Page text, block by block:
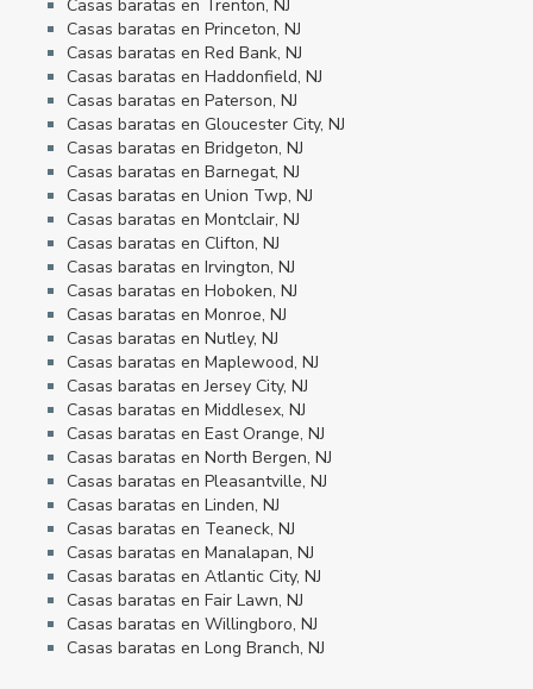
Casas baratas en Trenton, NJ
Casas baratas en Princeton, NJ
Casas baratas en Red Bank, NJ
Casas baratas en Haddonfield, NJ
Casas baratas en Paterson, NJ
Casas baratas en Gloucester City, NJ
Casas baratas en Bridgeton, NJ
Casas baratas en Barnegat, NJ
Casas baratas en Union Twp, NJ
Casas baratas en Montclair, NJ
Casas baratas en Clifton, NJ
Casas baratas en Irvington, NJ
Casas baratas en Hoboken, NJ
Casas baratas en Monroe, NJ
Casas baratas en Nutley, NJ
Casas baratas en Maplewood, NJ
Casas baratas en Jersey City, NJ
Casas baratas en Middlesex, NJ
Casas baratas en East Orange, NJ
Casas baratas en North Bergen, NJ
Casas baratas en Pleasantville, NJ
Casas baratas en Linden, NJ
Casas baratas en Teaneck, NJ
Casas baratas en Manalapan, NJ
Casas baratas en Atlantic City, NJ
Casas baratas en Fair Lawn, NJ
Casas baratas en Willingboro, NJ
Casas baratas en Long Branch, NJ